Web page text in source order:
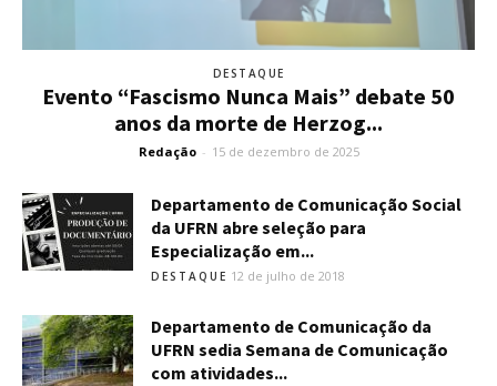
DESTAQUE
Evento “Fascismo Nunca Mais” debate 50
anos da morte de Herzog...
Redação - 15 de dezembro de 2025
Departamento de Comunicação Social
da UFRN abre seleção para
Especialização em...
DESTAQUE 12 de julho de 2018
Departamento de Comunicação da
UFRN sedia Semana de Comunicação
com atividades...